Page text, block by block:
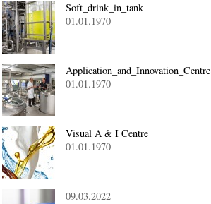
Soft_drink_in_tank
01.01.1970
Application_and_Innovation_Centre
01.01.1970
Visual A & I Centre
01.01.1970
09.03.2022